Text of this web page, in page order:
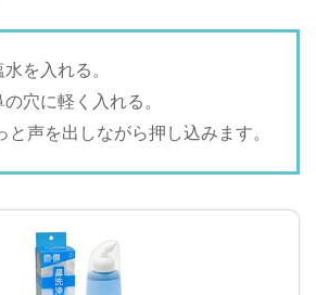
を入れる。
穴に軽く入れる。
と声を出しながら押し込みます。